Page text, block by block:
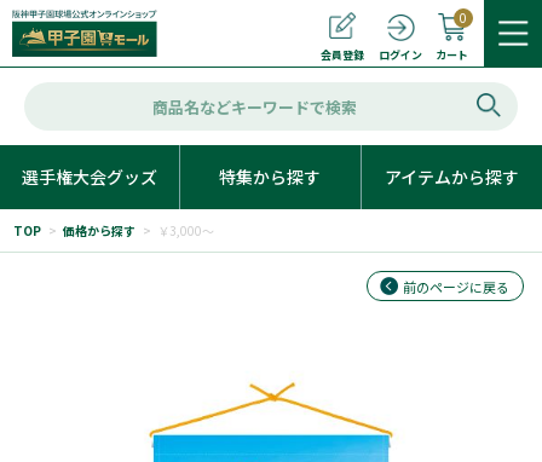
会員登録 ログイン カート
0
選手権大会グッズ 特集から探す アイテムから探す
TOP > 価格から探す > ￥3,000～
前のページに戻る